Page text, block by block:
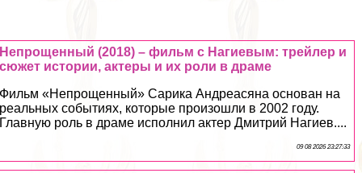
Непрощенный (2018) – фильм с Нагиевым: трейлер и
сюжет истории, актеры и их роли в драме
Фильм «Непрощенный» Сарика Андреасяна основан на
реальных событиях, которые произошли в 2002 году.
Главную роль в драме исполнил актер Дмитрий Нагиев....
09 08 2026 23:27:33